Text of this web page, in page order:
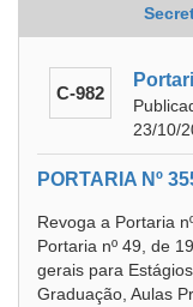
C-982
23/10/
PORTARIA Nº
Revoga a Portaria
Portaria nº 49, de
gerais para
Graduação, Aulas